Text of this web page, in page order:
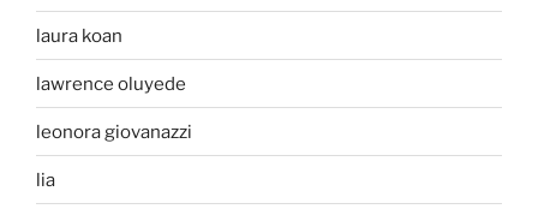
laura koan
lawrence oluyede
leonora giovanazzi
lia